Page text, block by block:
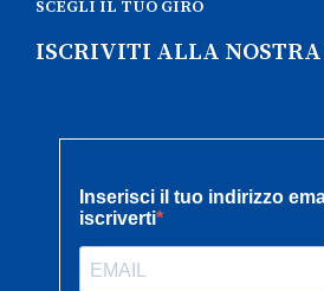
SCEGLI IL TUO GIRO
ISCRIVITI ALLA